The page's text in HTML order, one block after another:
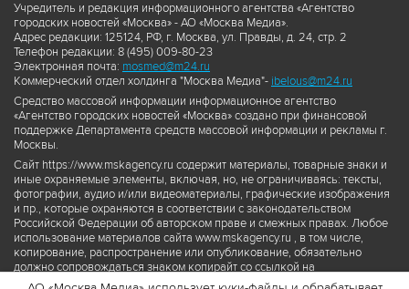
Учредитель и редакция информационного агентства «Агентство
городских новостей «Москва» - АО «Москва Медиа».
Адрес редакции: 125124, РФ, г. Москва, ул. Правды, д. 24, стр. 2
Телефон редакции: 8 (495) 009-80-23
Электронная почта: mosmed@m24.ru
Коммерческий отдел холдинга "Москва Медиа"- ibelous@m24.ru
Средство массовой информации информационное агентство
«Агентство городских новостей «Москва» создано при финансовой
поддержке Департамента средств массовой информации и рекламы г.
Москвы.
Сайт https://www.mskagency.ru содержит материалы, товарные знаки и
иные охраняемые элементы, включая, но, не ограничиваясь: тексты,
фотографии, аудио и/или видеоматериалы, графические изображения
и пр., которые охраняются в соответствии с законодательством
Российской Федерации об авторском праве и смежных правах. Любое
использование материалов сайта www.mskagency.ru , в том числе,
копирование, распространение или опубликование, обязательно
должно сопровождаться знаком копирайт со ссылкой на
правообладателя © АО «Москва Медиа», а также гиперссылкой на сайт